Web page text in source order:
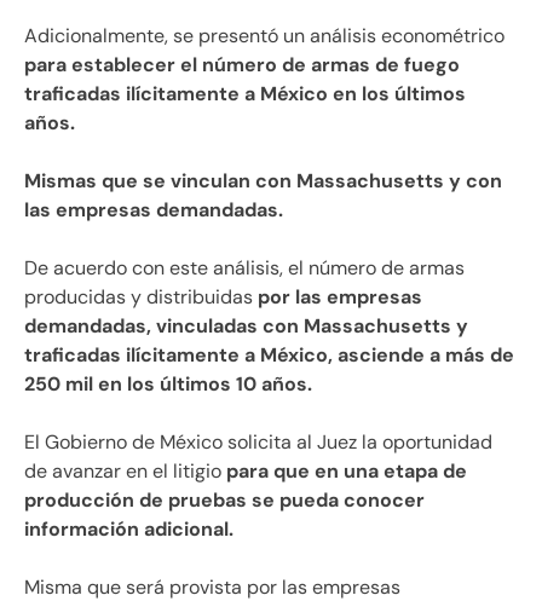
Adicionalmente, se presentó un análisis econométrico
para establecer el número de armas de fuego
traficadas ilícitamente a México en los últimos
años.
Mismas que se vinculan con Massachusetts y con
las empresas demandadas.
De acuerdo con este análisis, el número de armas
producidas y distribuidas por las empresas
demandadas, vinculadas con Massachusetts y
traficadas ilícitamente a México, asciende a más de
250 mil en los últimos 10 años.
El Gobierno de México solicita al Juez la oportunidad
de avanzar en el litigio para que en una etapa de
producción de pruebas se pueda conocer
información adicional.
Misma que será provista por las empresas